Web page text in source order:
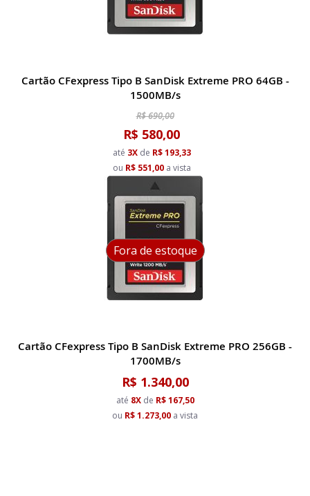
Cartão CFexpress Tipo B SanDisk Extreme PRO 64GB -
1500MB/s
R$ 580,00
até 3Xde R$ 193,33
ou R$ 551,00a vista
R$ 690,00
Fora de estoque
Cartão CFexpress Tipo B SanDisk Extreme PRO 256GB -
1700MB/s
R$ 1.340,00
até 8Xde R$ 167,50
ou R$ 1.273,00 a vista